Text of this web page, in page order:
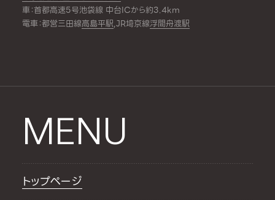
車：首都高速5号池袋線 中台ICから約3.4km
電車：都営三田線高島平駅,JR埼京線浮間舟渡駅
MENU
トップページ